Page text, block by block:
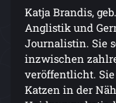
Katja Brandis,
Anglistik und
Journalistin. Sie
inzwischen
veröffentlicht.
Katzen in der